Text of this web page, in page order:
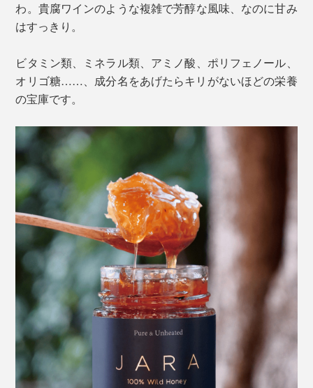
わ。貴腐ワインのような複雑で芳醇な風味、なのに甘み
はすっきり。
ビタミン類、ミネラル類、アミノ酸、ポリフェノール、
オリゴ糖……、成分名をあげたらキリがないほどの栄養
の宝庫です。